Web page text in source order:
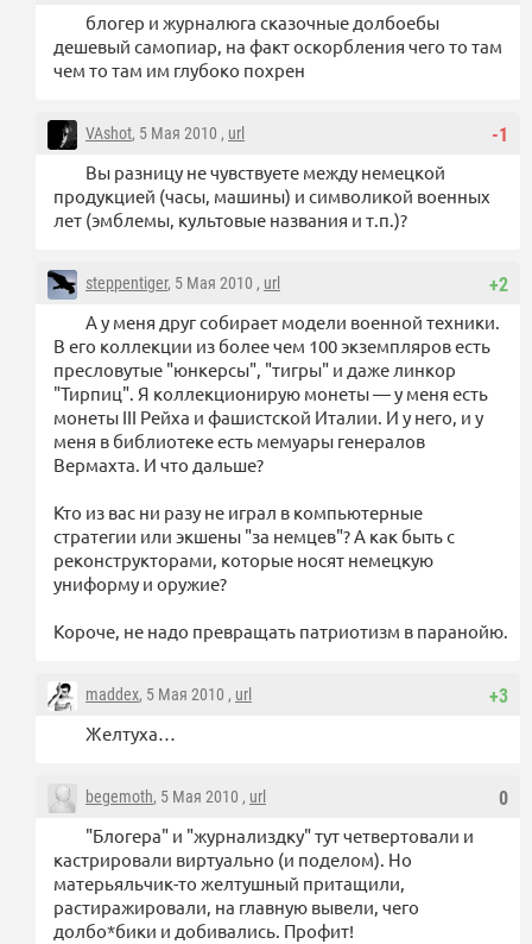
блогер и журналюга сказочные долбоебы
дешевый самопиар, на факт оскорбления чего то там
чем то там им глубоко похрен
-1
VAshot, 5 Мая 2010 , url
Вы разницу не чувствуете между немецкой
продукцией (часы, машины) и символикой военных
лет (эмблемы, культовые названия и т.п.)?
+2
steppentiger, 5 Мая 2010 , url
А у меня друг собирает модели военной техники.
В его коллекции из более чем 100 экземпляров есть
пресловутые "юнкерсы", "тигры" и даже линкор
"Тирпиц". Я коллекционирую монеты — у меня есть
монеты III Рейха и фашистской Италии. И у него, и у
меня в библиотеке есть мемуары генералов
Вермахта. И что дальше?
Кто из вас ни разу не играл в компьютерные
стратегии или экшены "за немцев"? А как быть с
реконструкторами, которые носят немецкую
униформу и оружие?
Короче, не надо превращать патриотизм в паранойю.
+3
maddex, 5 Мая 2010 , url
Желтуха…
0
begemoth, 5 Мая 2010 , url
"Блогера" и "журнализдку" тут четвертовали и
кастрировали виртуально (и поделом). Но
матерьяльчик-то желтушный притащили,
растиражировали, на главную вывели, чего
долбо*бики и добивались. Профит!